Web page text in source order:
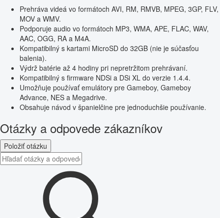
Prehráva videá vo formátoch AVI, RM, RMVB, MPEG, 3GP, FLV,
MOV a WMV.
Podporuje audio vo formátoch MP3, WMA, APE, FLAC, WAV,
AAC, OGG, RA a M4A.
Kompatibilný s kartami MicroSD do 32GB (nie je súčasťou
balenia).
Výdrž batérie až 4 hodiny pri nepretržitom prehrávaní.
Kompatibilný s firmware NDSi a DSi XL do verzie 1.4.4.
Umožňuje používať emulátory pre Gameboy, Gameboy
Advance, NES a Megadrive.
Obsahuje návod v španielčine pre jednoduchšie používanie.
Otázky a odpovede zákazníkov
Položiť otázku